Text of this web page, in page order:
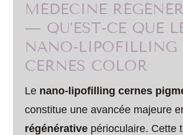
MÉDECINE
— QU’EST-CE QUE
NANO-LIPOFILLING
CERNES COLOR
Le nano-lipofilling cernes
constitue une avancée majeure
régénérative périoculaire. Cette